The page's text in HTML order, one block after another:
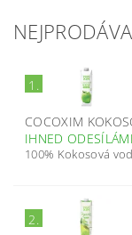
1.
COCOXIM
IHNED
100% Kokosová
2.